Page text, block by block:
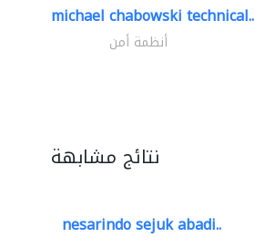
michael chabowski technical..
أنظمة أمن
نتائج مشابهة
nesarindo sejuk abadi..